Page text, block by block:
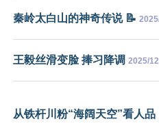
秦岭太白山的神奇传说 📝
王毅丝滑变脸 捧习降调 2025/
从铁杆川粉“海阔天空”看人品